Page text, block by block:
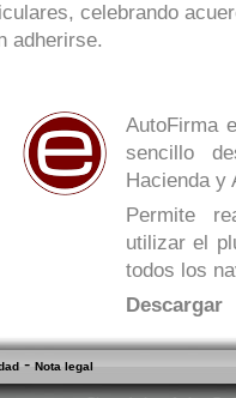
celebrando
adherirse.
AutoFirma
sencillo
Hacienda y
Permite
utilizar el
todos los
Descargar
- Nota legal